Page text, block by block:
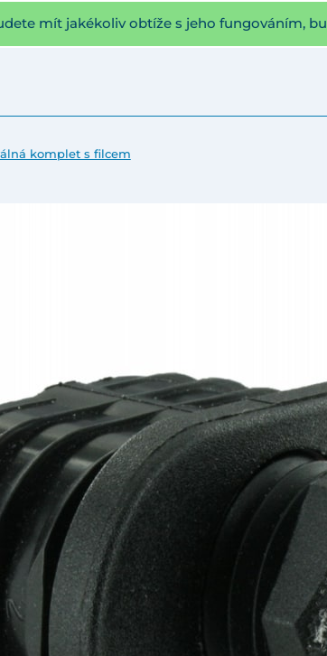
mít jakékoliv obtíže s jeho fungováním,
komplet s filcem